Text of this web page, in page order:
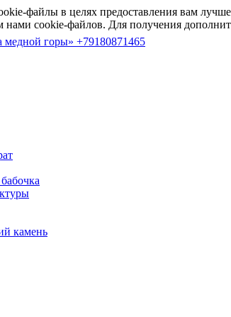
файлы в целях предоставления вам
нами cookie-файлов. Для получения
+79180871465
камень